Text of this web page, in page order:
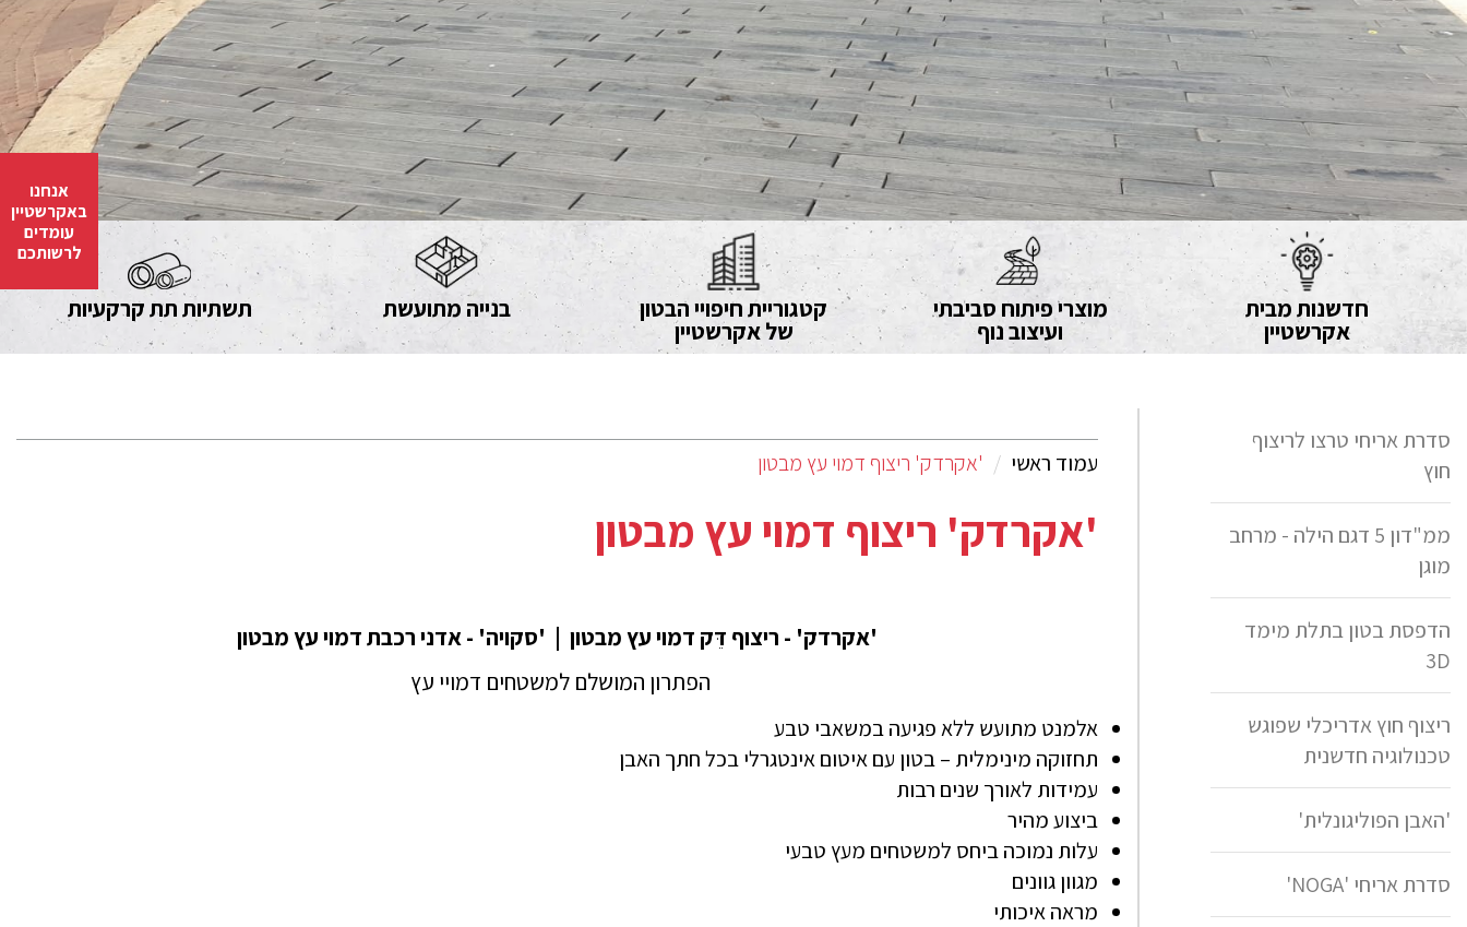
חדשנות מבית
אקרשטיין
מוצרי פיתוח סביבתי
ועיצוב נוף
קטגוריית חיפויי הבטון
של אקרשטיין
בנייה מתועשת תשתיות תת קרקעיות
סדרת אריחי טרצו לריצוף
חוץ
ממ"דון 5 דגם הילה - מרחב
מוגן
הדפסת בטון בתלת מימד
3D
ריצוף חוץ אדריכלי שפוגש
טכנולוגיה חדשנית
'האבן הפוליגונלית'
סדרת אריחי 'NOGA'
עמוד ראשי 'אקרדק' ריצוף דמוי עץ מבטון
'אקרדק' ריצוף דמוי עץ מבטון
'אקרדק' - ריצוף דֵּק דמוי עץ מבטון | 'סקויה' - אדני רכבת דמוי עץ מבטון
הפתרון המושלם למשטחים דמויי עץ
אלמנט מתועש ללא פגיעה במשאבי טבע
תחזוקה מינימלית – בטון עם איטום אינטגרלי בכל חתך האבן
עמידות לאורך שנים רבות
ביצוע מהיר
עלות נמוכה ביחס למשטחים מעץ טבעי
מגוון גוונים
מראה איכותי
אנחנו
באקרשטיין
עומדים
לרשותכם